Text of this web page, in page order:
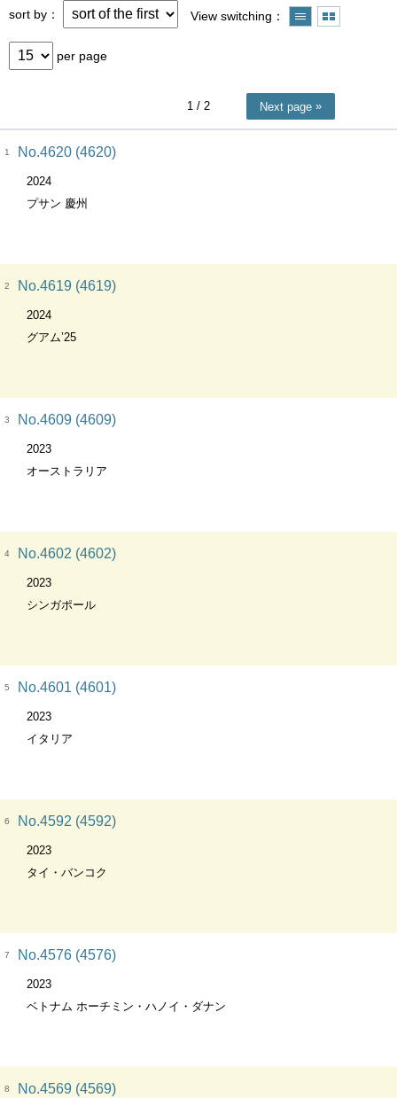
sort by View switching
per page
1 / 2 Next page
1 No.4620 (4620)
2024
プサン 慶州
2 No.4619 (4619)
2024
グアム’25
3 No.4609 (4609)
2023
オーストラリア
4 No.4602 (4602)
2023
シンガポール
5 No.4601 (4601)
2023
イタリア
6 No.4592 (4592)
2023
タイ・バンコク
7 No.4576 (4576)
2023
ベトナム ホーチミン・ハノイ・ダナン
8 No.4569 (4569)